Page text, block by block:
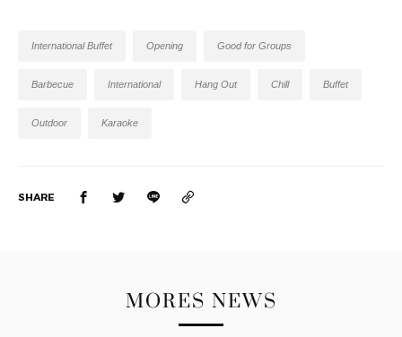
International Buffet Opening Good for Groups
Barbecue International Hang Out Chill Buffet
Outdoor Karaoke
SHARE
MORES NEWS